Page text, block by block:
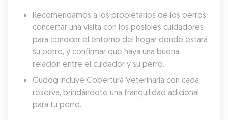
Recomendamos a los propietarios de los perros
concertar una visita con los posibles cuidadores
para conocer el entorno del hogar donde estará
su perro, y confirmar que haya una buena
relación entre el cuidador y su perro.
Gudog incluye Cobertura Veterinaria con cada
reserva, brindándote una tranquilidad adicional
para tu perro.